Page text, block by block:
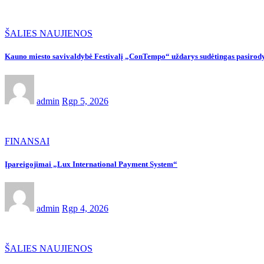
ŠALIES NAUJIENOS
Kauno miesto savivaldybė Festivalį „ConTempo“ uždarys sudėtingas
admin Rgp 5, 2026
FINANSAI
Įpareigojimai „Lux International Payment System“
admin Rgp 4, 2026
ŠALIES NAUJIENOS